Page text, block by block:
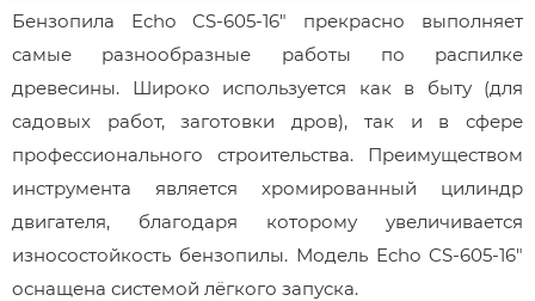
Бензопила Echo CS-605-16" прекрасно выполняет
самые разнообразные работы по распилке
древесины. Широко используется как в быту (для
садовых работ, заготовки дров), так и в сфере
профессионального строительства. Преимуществом
инструмента является хромированный цилиндр
двигателя, благодаря которому увеличивается
износостойкость бензопилы. Модель Echo CS-605-16"
оснащена системой лёгкого запуска.